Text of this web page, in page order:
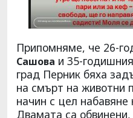
Припомняме, че 26-
Сашова и 35-годишния
град Перник бяха
на смърт на животни
начин с цел набавяне
Двамата са обвинени,